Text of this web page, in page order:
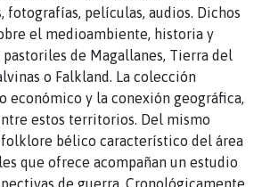
fotografías, películas, audios. Dichos
el medioambiente, historia y
de Magallanes, Tierra del
o Falkland. La colección
económico y la conexión geográfica,
estos territorios. Del mismo
bélico característico del área
que ofrece acompañan un estudio
de guerra. Cronológicamente,